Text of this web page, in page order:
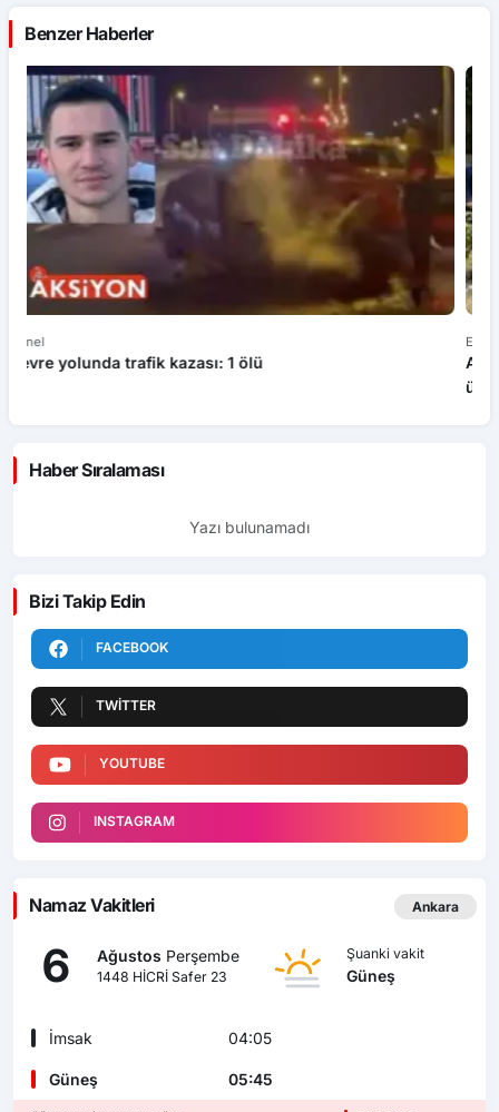
Benzer Haberler
Ekonomi
Ankara Ziraat Odaları; hububat alım fiyatları çiftçimizi
Haber Sıralaması
Yazı bulunamadı
Bizi Takip Edin
FACEBOOK
TWITTER
YOUTUBE
INSTAGRAM
Namaz Vakitleri Ankara
6 Ağustos Perşembe
1448 HİCRİ Safer 23
Şuanki vakit
Güneş
İmsak 04:05
Güneş 05:45